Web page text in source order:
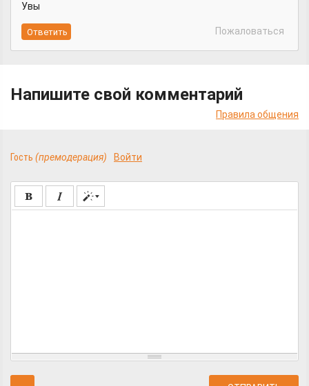
Увы
Пожаловаться
Напишите свой комментарий
Правила общения
Гость (премодерация) Войти